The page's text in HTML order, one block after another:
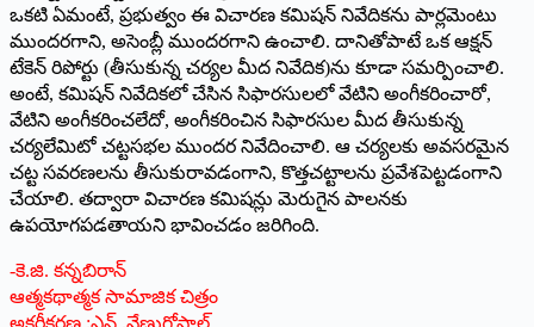
ఒకటి ఏమంటే, ప్రభుత్వం ఈ విచారణ కమిషన్‌ నివేదికను పార్లమెంటు
ముందరగాని, అసెంబ్లీ ముందరగాని ఉంచాలి. దానితోపాటే ఒక ఆక్షన్‌
టేకెన్‌ రిపోర్టు (తీసుకున్న చర్యల మీద నివేదిక)ను కూడా సమర్పించాలి.
అంటే, కమిషన్‌ నివేదికలో చేసిన సిఫారసులలో వేటిని అంగీకరించారో,
వేటిని అంగీకరించలేదో, అంగీకరించిన సిఫారసుల మీద తీసుకున్న
చర్యలేమిటో చట్టసభల ముందర నివేదించాలి. ఆ చర్యలకు అవసరమైన
చట్ట సవరణలను తీసుకురావడంగాని, కొత్తచట్టాలను ప్రవేశపెట్టడంగాని
చేయాలి. తద్వారా విచారణ కమిషన్లు మెరుగైన పాలనకు
ఉపయోగపడతాయని భావించడం జరిగింది.
-కె.జి. కన్నబిరాన్‌
ఆత్మకథాత్మక సామాజిక చిత్రం
అక్షరీకరణ :ఎన్ .వేణుగోపాల్